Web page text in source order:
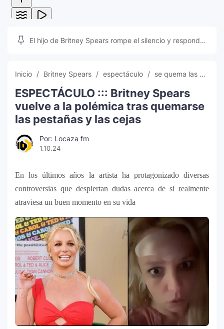
El hijo de Britney Spears rompe el silencio y responde
Inicio Britney Spears espectáculo se quema las cejas y pestañas
ESPECTÁCULO ::: Britney Spears
vuelve a la polémica tras quemarse
las pestañas y las cejas
Por: Locaza fm
1.10.24
En los últimos años la artista ha protagonizado diversas
controversias que despiertan dudas acerca de si realmente
atraviesa un buen momento en su vida